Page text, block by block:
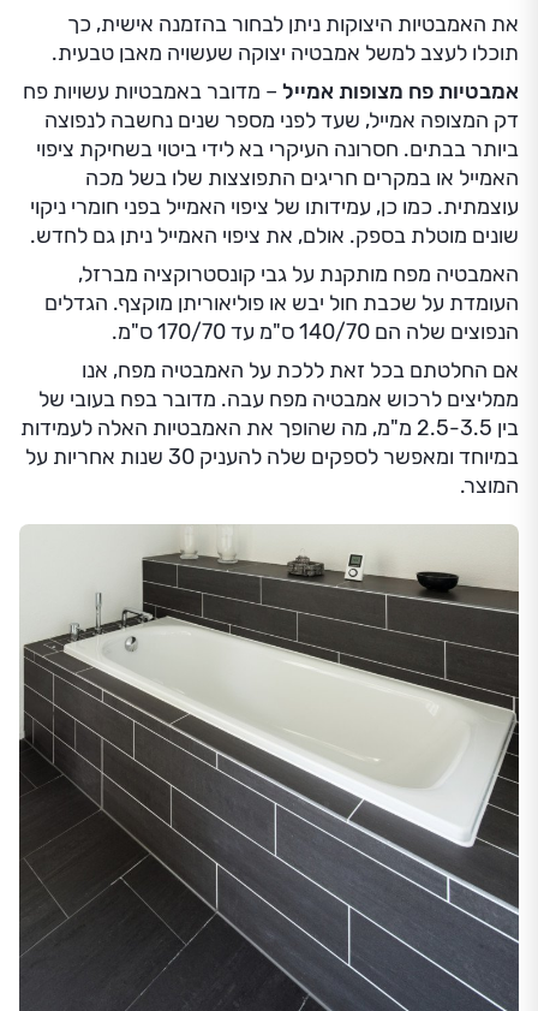
את האמבטיות היצוקות ניתן לבחור בהזמנה אישית, כך
תוכלו לעצב למשל אמבטיה יצוקה שעשויה מאבן טבעית.
אמבטיות פח מצופות אמייל – מדובר באמבטיות עשויות פח
דק המצופה אמייל, שעד לפני מספר שנים נחשבה לנפוצה
ביותר בבתים. חסרונה העיקרי בא לידי ביטוי בשחיקת ציפוי
האמייל או במקרים חריגים התפוצצות שלו בשל מכה
עוצמתית. כמו כן, עמידותו של ציפוי האמייל בפני חומרי ניקוי
שונים מוטלת בספק. אולם, את ציפוי האמייל ניתן גם לחדש.
האמבטיה מפח מותקנת על גבי קונסטרוקציה מברזל,
העומדת על שכבת חול יבש או פוליאוריתן מוקצף. הגדלים
הנפוצים שלה הם 140/70 ס"מ עד 170/70 ס"מ.
אם החלטתם בכל זאת ללכת על האמבטיה מפח, אנו
ממליצים לרכוש אמבטיה מפח עבה. מדובר בפח בעובי של
בין 2.5-3.5 מ"מ, מה שהופך את האמבטיות האלה לעמידות
במיוחד ומאפשר לספקים שלה להעניק 30 שנות אחריות על
המוצר.